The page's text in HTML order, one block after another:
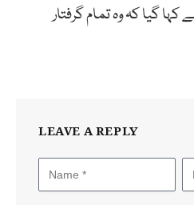
گیا کہ وہ تمام گرفتار
LEAVE A REPLY